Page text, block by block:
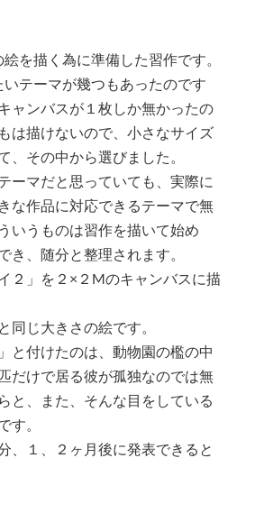
を描く為に準備した習作です。
テーマが幾つもあったのです
ャンバスが１枚しか無かったの
は描けないので、小さなサイズ
、その中から選びました。
ーマだと思っていても、実際に
な作品に対応できるテーマで無
いうものは習作を描いて始め
き、随分と整理されます。
２」を２×２Mのキャンバスに描
同じ大きさの絵です。
と付けたのは、動物園の檻の中
だけで居る彼が孤独なのでは無
と、また、そんな目をしている
す。
、１、２ヶ月後に発表できると